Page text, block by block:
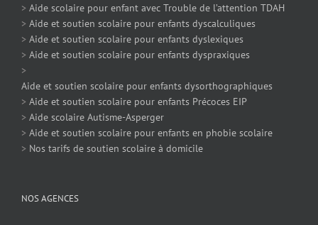
> Aide scolaire pour enfant avec Trouble de l’attention TDAH
> Aide et soutien scolaire pour enfants dyscalculiques
> Aide et soutien scolaire pour enfants dyslexiques
> Aide et soutien scolaire pour enfants dyspraxiques
>
Aide et soutien scolaire pour enfants dysorthographiques
> Aide et soutien scolaire pour enfants Précoces EIP
> Aide scolaire Autisme-Asperger
> Aide et soutien scolaire pour enfants en phobie scolaire
> Nos tarifs de soutien scolaire à domicile
NOS AGENCES